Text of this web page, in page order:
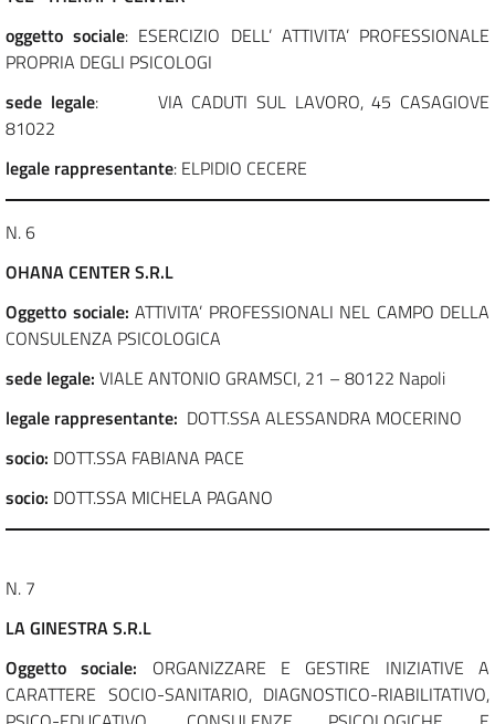
oggetto sociale: ESERCIZIO DELL’ ATTIVITA’ PROFESSIONALE
PROPRIA DEGLI PSICOLOGI
sede legale: VIA CADUTI SUL LAVORO, 45 CASAGIOVE
81022
legale rappresentante: ELPIDIO CECERE
N. 6
OHANA CENTER S.R.L
Oggetto sociale: ATTIVITA’ PROFESSIONALI NEL CAMPO DELLA
CONSULENZA PSICOLOGICA
sede legale: VIALE ANTONIO GRAMSCI, 21 – 80122 Napoli
legale rappresentante: DOTT.SSA ALESSANDRA MOCERINO
socio: DOTT.SSA FABIANA PACE
socio: DOTT.SSA MICHELA PAGANO
N. 7
LA GINESTRA S.R.L
Oggetto sociale: ORGANIZZARE E GESTIRE INIZIATIVE A
CARATTERE SOCIO-SANITARIO, DIAGNOSTICO-RIABILITATIVO,